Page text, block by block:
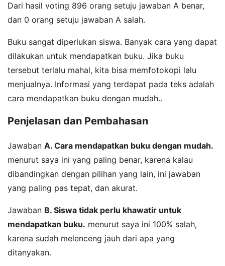
Dari hasil voting 896 orang setuju jawaban A benar,
dan 0 orang setuju jawaban A salah.
Buku sangat diperlukan siswa. Banyak cara yang dapat
dilakukan untuk mendapatkan buku. Jika buku
tersebut terlalu mahal, kita bisa memfotokopi lalu
menjualnya. Informasi yang terdapat pada teks adalah
cara mendapatkan buku dengan mudah..
Penjelasan dan Pembahasan
Jawaban A. Cara mendapatkan buku dengan mudah.
menurut saya ini yang paling benar, karena kalau
dibandingkan dengan pilihan yang lain, ini jawaban
yang paling pas tepat, dan akurat.
Jawaban B. Siswa tidak perlu khawatir untuk
mendapatkan buku. menurut saya ini 100% salah,
karena sudah melenceng jauh dari apa yang
ditanyakan.